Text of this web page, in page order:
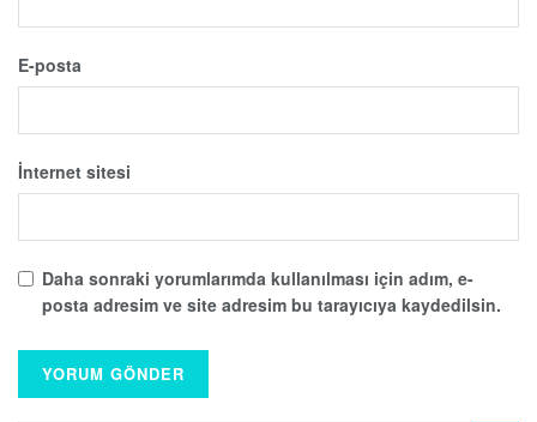
E-posta
İnternet sitesi
Daha sonraki yorumlarımda kullanılması için adım, e-
posta adresim ve site adresim bu tarayıcıya kaydedilsin.